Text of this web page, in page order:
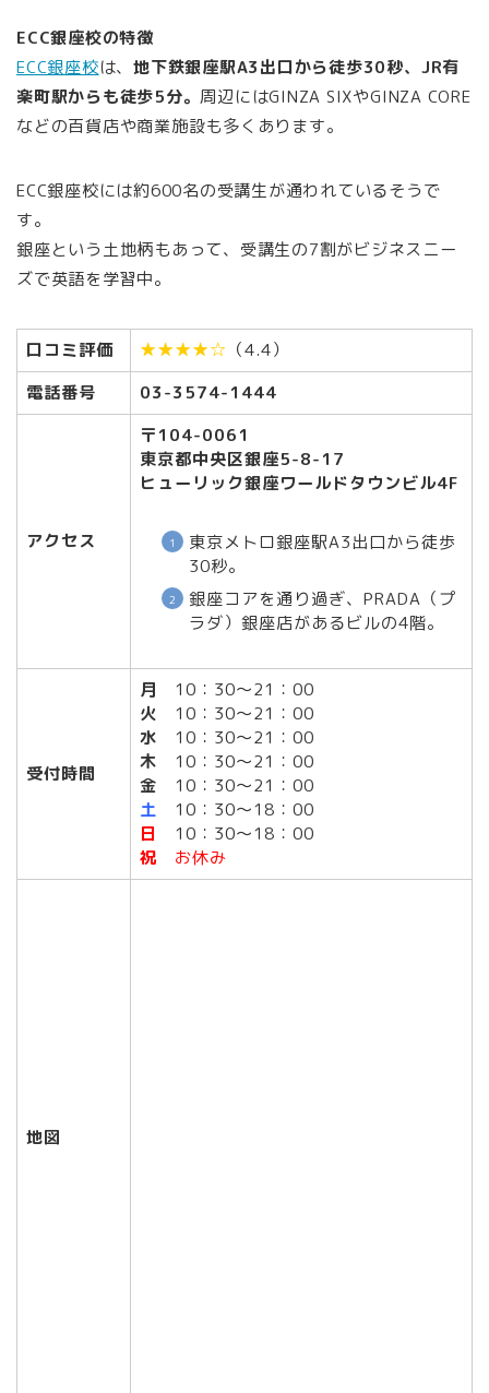
ECC銀座校の特徴
ECC銀座校は、地下鉄銀座駅A3出口から徒歩30秒、JR有
楽町駅からも徒歩5分。周辺にはGINZA SIXやGINZA CORE
などの百貨店や商業施設も多くあります。
ECC銀座校には約600名の受講生が通われているそうで
す。
銀座という土地柄もあって、受講生の7割がビジネスニー
ズで英語を学習中。
口コミ評価 ★★★★☆ （4.4）
電話番号
03-3574-1444
アクセス
〒104-0061
東京都中央区銀座5-8-17
ヒューリック銀座ワールドタウンビル4F
東京メトロ銀座駅A3出口から徒歩
30秒。
銀座コアを通り過ぎ、PRADA（プ
ラダ）銀座店があるビルの4階。
受付時間
月 10：30～21：00
火 10：30～21：00
水 10：30～21：00
木 10：30～21：00
金 10：30～21：00
土 10：30～18：00
日
10：30～18：00
祝
お休み
地図